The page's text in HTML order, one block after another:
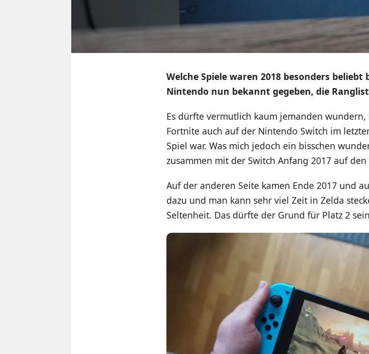
Welche Spiele waren 2018 besonders
Nintendo nun bekannt gegeben, die
Es dürfte vermutlich kaum jemanden wundern,
Fortnite auch auf der Nintendo Switch im
Spiel war. Was mich jedoch ein bisschen
zusammen mit der Switch Anfang 2017 auf
Auf der anderen Seite kamen Ende 2017 und
dazu und man kann sehr viel Zeit in Zelda
Seltenheit. Das dürfte der Grund für Platz 2